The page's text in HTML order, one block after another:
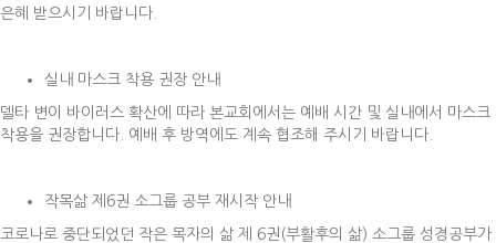
은혜 받으시기 바랍니다.
실내 마스크 착용 권장 안내
델타 변이 바이러스 확산에 따라 본교회에서는 예배 시간 및 실내에서 마스크
착용을 권장합니다. 예배 후 방역에도 계속 협조해 주시기 바랍니다.
작목삶 제6권 소그룹 공부 재시작 안내
코로나로 중단되었던 작은 목자의 삶 제 6권(부활후의 삶) 소그룹 성경공부가